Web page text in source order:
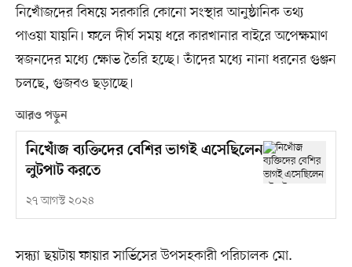
নিখোঁজদের বিষয়ে সরকারি কোনো সংস্থার আনুষ্ঠানিক তথ্য
পাওয়া যায়নি। ফলে দীর্ঘ সময় ধরে কারখানার বাইরে অপেক্ষমাণ
স্বজনদের মধ্যে ক্ষোভ তৈরি হচ্ছে। তাঁদের মধ্যে নানা ধরনের গুঞ্জন
চলছে, গুজবও ছড়াচ্ছে।
আরও পড়ুন
নিখোঁজ ব্যক্তিদের বেশির ভাগই এসেছিলেন
লুটপাট করতে
২৭ আগস্ট ২০২৪
সন্ধ্যা ছয়টায় ফায়ার সার্ভিসের উপসহকারী পরিচালক মো.